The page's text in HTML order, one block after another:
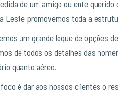
de um amigo ou ente
Leste promovemos toda a
um grande leque de opções
de todos os detalhes das
quanto aéreo.
é dar aos nossos clientes o